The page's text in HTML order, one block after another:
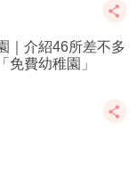
｜介紹46所差不多
免費幼稚園」